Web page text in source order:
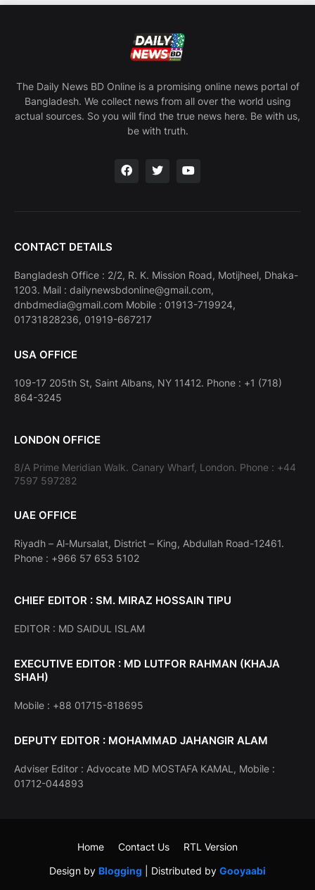
The Daily News BD Online is a promising online news portal of
Bangladesh. We collect news from all over the world using
actual sources. So you will find the true news here. Be with us,
be with truth.
CONTACT DETAILS
Bangladesh Office : 2/2, R. K. Mission Road, Motijheel, Dhaka-
1203. Mail : dailynewsbdonline@gmail.com,
dnbdmedia@gmail.com Mobile : 01913-719924,
01731828236, 01919-667217
USA OFFICE
109-17 205th St, Saint Albans, NY 11412. Phone : +1 (718)
864-3245
LONDON OFFICE
8/A Prime Meridian Walk. Canary Wharf, London. Phone : +44
7597 597282
UAE OFFICE
Riyadh – Al-Mursalat, District – King, Abdullah Road-12461.
Phone : +966 57 653 5102
CHIEF EDITOR : SM. MIRAZ HOSSAIN TIPU
EDITOR : MD SAIDUL ISLAM
EXECUTIVE EDITOR : MD LUTFOR RAHMAN (KHAJA
SHAH)
Mobile : +88 01715-818695
DEPUTY EDITOR : MOHAMMAD JAHANGIR ALAM
Adviser Editor : Advocate MD MOSTAFA KAMAL, Mobile :
01712-044893
Design by Blogging | Distributed by Gooyaabi
Home Contact Us RTL Version